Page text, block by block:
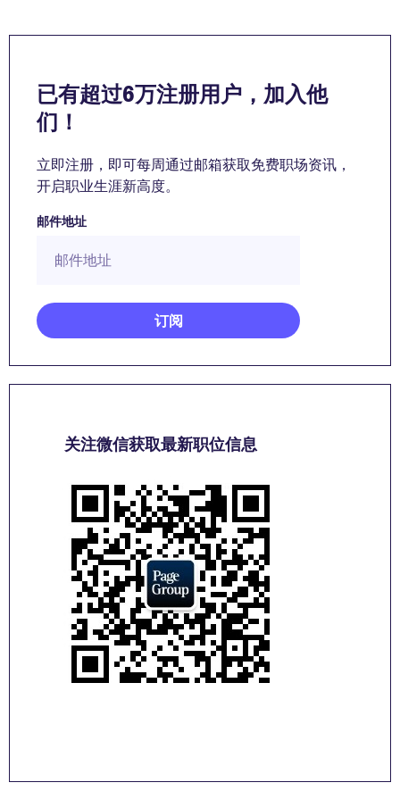
已有超过6万注册用户，加入他
们！
立即注册，即可每周通过邮箱获取免费职场资讯，
开启职业生涯新高度。
邮件地址
关注微信获取最新职位信息